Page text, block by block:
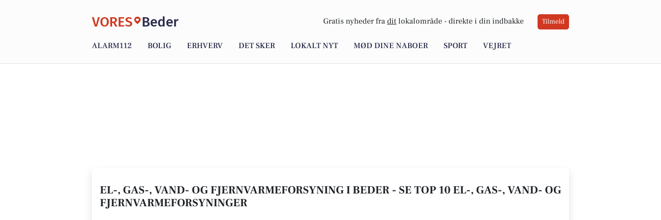
VORES Beder Gratis nyheder fra dit lokalområde - direkte i din indbakke Tilmeld
ALARM112 BOLIG ERHVERV DET SKER LOKALT NYT MØD DINE NABOER SPORT VEJRET
EL-, GAS-, VAND- OG FJERNVARMEFORSYNING I BEDER - SE TOP 10 EL-, GAS-, VAND- OG
FJERNVARMEFORSYNINGER